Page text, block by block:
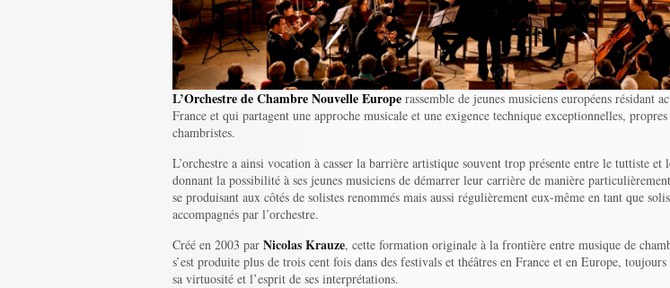
L’Orchestre de Chambre Nouvelle Europe rassemble de jeunes musiciens européens résidant
France et qui partagent une approche musicale et une exigence technique exceptionnelles,
chambristes.
L’orchestre a ainsi vocation à casser la barrière artistique souvent trop présente entre le tuttiste et
donnant la possibilité à ses jeunes musiciens de démarrer leur carrière de manière
se produisant aux côtés de solistes renommés mais aussi régulièrement eux-même en tant que
accompagnés par l’orchestre.
Créé en 2003 par Nicolas Krauze, cette formation originale à la frontière entre musique de
s’est produite plus de trois cent fois dans des festivals et théâtres en France et en Europe,
sa virtuosité et l’esprit de ses interprétations.